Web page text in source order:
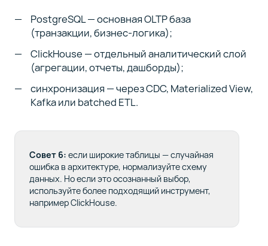
PostgreSQL — основная OLTP база
(транзакции, бизнес-логика);
ClickHouse — отдельный аналитический слой
(агрегации, отчеты, дашборды);
синхронизация — через CDC, Materialized View,
Kafka или batched ETL.
Совет 6: если широкие таблицы — случайная
ошибка в архитектуре, нормализуйте схему
данных. Но если это осознанный выбор,
используйте более подходящий инструмент,
например ClickHouse.